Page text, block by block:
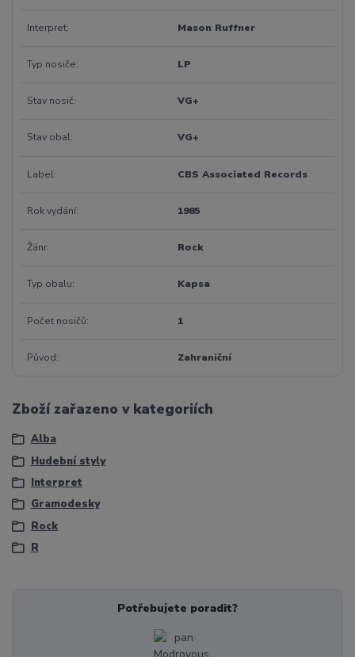
Interpret Mason Ruffner
Typ nosiče LP
Stav nosič VG+
Stav obal VG+
Label CBS Associated Records
Rok vydání 1985
Žánr Rock
Typ obalu Kapsa
Počet nosičů 1
Původ Zahraniční
Zboží zařazeno v kategoriích
Alba
Hudební styly
Interpret
Gramodesky
Rock
R
Potřebujete poradit?